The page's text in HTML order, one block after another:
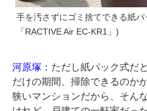
手を汚さずにゴミ捨てできる紙
「RACTIVE Air EC-KR1」)
河原塚： ただし紙パック式だ
だけの期間、掃除できるのか
狭いマンションだから、そん